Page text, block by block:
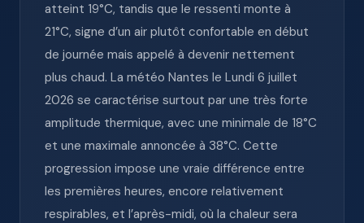
atteint 19°C, tandis que le ressenti monte à
21°C, signe d’un air plutôt confortable en début
de journée mais appelé à devenir nettement
plus chaud. La météo Nantes le Lundi 6 juillet
2026 se caractérise surtout par une très forte
amplitude thermique, avec une minimale de 18°C
et une maximale annoncée à 38°C. Cette
progression impose une vraie différence entre
les premières heures, encore relativement
respirables, et l’après-midi, où la chaleur sera